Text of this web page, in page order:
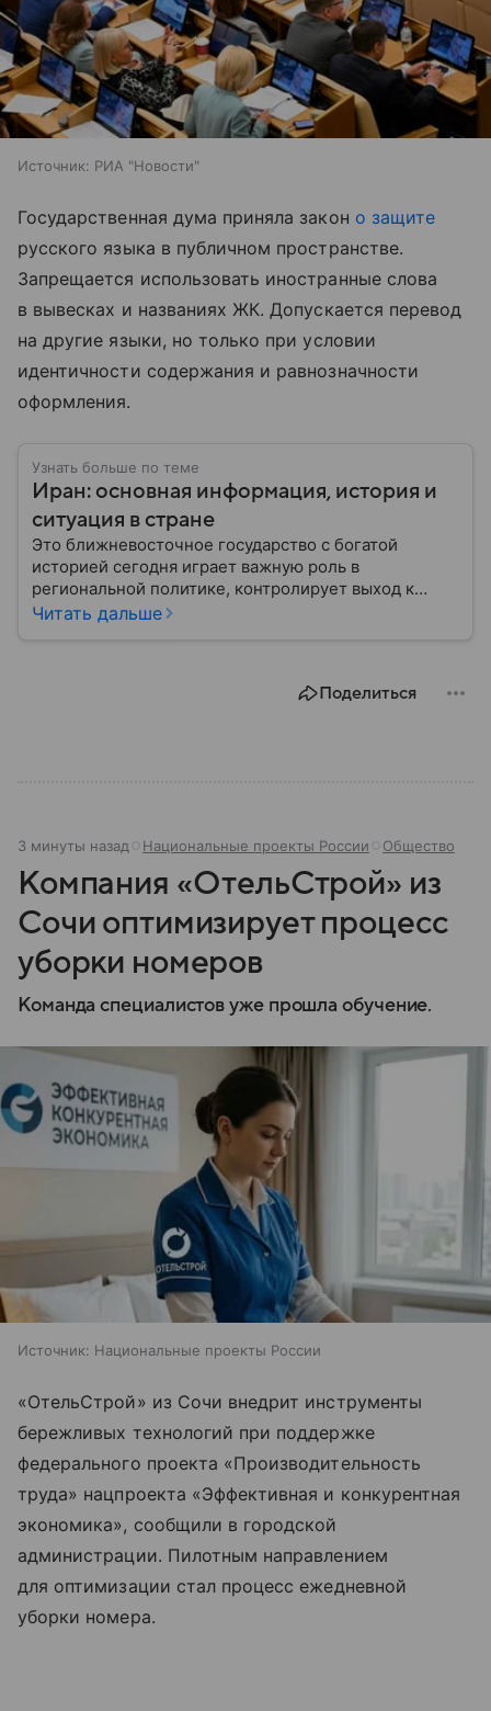
Источник: РИА "Новости"
Государственная дума приняла закон о защите
русского языка в публичном пространстве.
Запрещается использовать иностранные слова
в вывесках и названиях ЖК. Допускается перевод
на другие языки, но только при условии
идентичности содержания и равнозначности
оформления.
Узнать больше по теме
Иран: основная информация, история и
ситуация в стране
Это ближневосточное государство с богатой
историей сегодня играет важную роль в
региональной политике, контролирует выход к
Персидскому заливу и Ормузскому проливу, а также
Читать дальше
Поделиться
3 минуты назад Национальные проекты России Общество
Компания «ОтельСтрой» из
Сочи оптимизирует процесс
уборки номеров
Команда специалистов уже прошла обучение.
Источник: Национальные проекты России
«ОтельСтрой» из Сочи внедрит инструменты
бережливых технологий при поддержке
федерального проекта «Производительность
труда» нацпроекта «Эффективная и конкурентная
экономика», сообщили в городской
администрации. Пилотным направлением
для оптимизации стал процесс ежедневной
уборки номера.